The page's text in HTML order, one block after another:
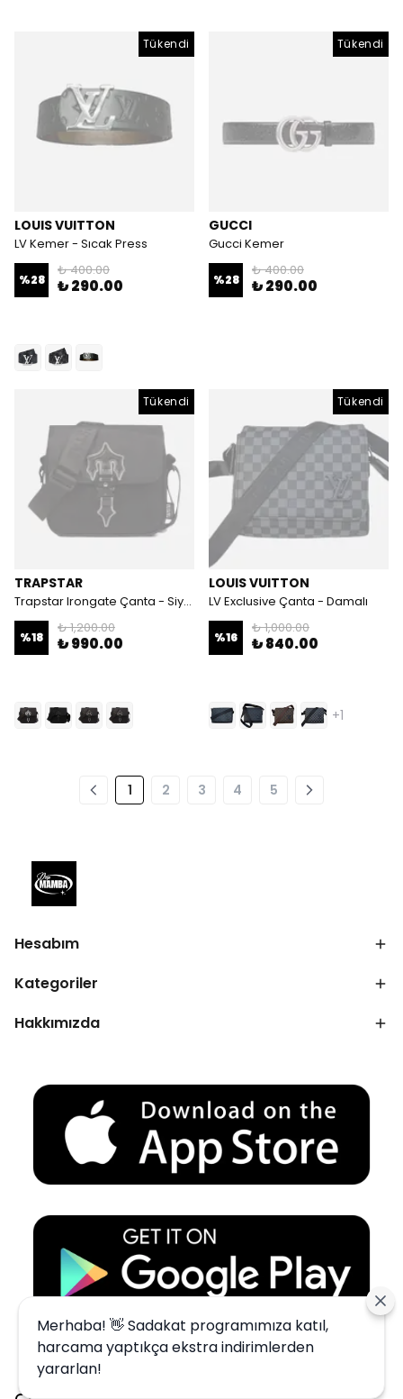
Tükendi
LOUIS VUITTON
LV Kemer - Sıcak Press
%28
₺ 400.00
₺ 290.00
Tükendi
GUCCI
Gucci Kemer
%28
₺ 400.00
₺ 290.00
Tükendi
TRAPSTAR
Trapstar Irongate Çanta - Siyah/Gri
%18
₺ 1,200.00
₺ 990.00
Tükendi
LOUIS VUITTON
LV Exclusive Çanta - Damalı
%16
₺ 1,000.00
₺ 840.00
+1
1 2 3 4 5
Hesabım
Kategoriler
Hakkımızda
Merhaba! 👋 Sadakat programımıza katıl,
harcama yaptıkça ekstra indirimlerden
yararlan!